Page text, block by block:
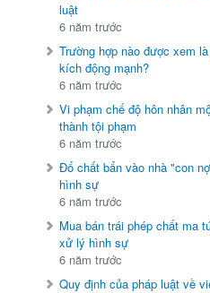
luật
6 năm trước
Trường hợp nào được xem
kích động mạnh?
6 năm trước
Vi phạm chế độ hôn nhân
thành tội phạm
6 năm trước
Đổ chất bẩn vào nhà "con
hình sự
6 năm trước
Mua bán trái phép chất ma
xử lý hình sự
6 năm trước
Quy định của pháp luật về